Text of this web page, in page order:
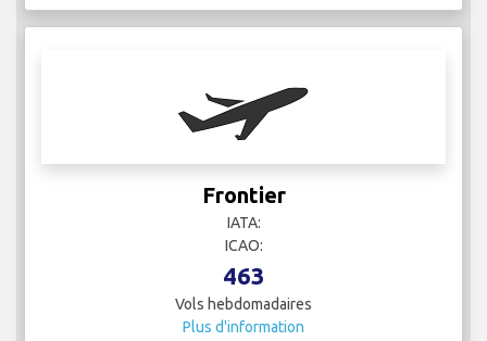
Frontier
IATA:
ICAO:
463
Vols hebdomadaires
Plus d'information